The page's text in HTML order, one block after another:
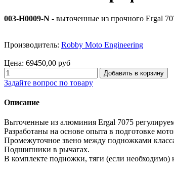
003-H0009-N - выточенные из прочного Ergal
Производитель: Robby Moto Engineering
Цена: 69450,00 руб
Задайте вопрос по товару
Описание
Выточенные из алюминия Ergal 7075
Разработаны на основе опыта в подготовке
Промежуточное звено между подножками
Подшипники в рычагах.
В комплекте подножки, тяги (если